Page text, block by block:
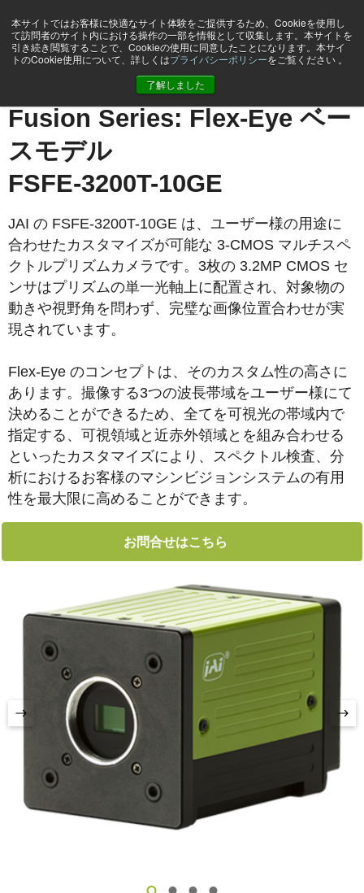
本サイトではお客様に快適なサイト体験をご提供するため、Cookieを使用し
て訪問者のサイト内における操作の一部を情報として収集します。本サイトを
引き続き閲覧することで、Cookieの使用に同意したことになります。本サイ
トのCookie使用について、詳しくはプライバシーポリシーをご覧ください 。
了解しました
Fusion Series: Flex-Eye ベー
スモデル
FSFE-3200T-10GE
JAI の FSFE-3200T-10GE は、ユーザー様の用途に
合わせたカスタマイズが可能な 3-CMOS マルチスペ
クトルプリズムカメラです。3枚の 3.2MP CMOS セ
ンサはプリズムの単一光軸上に配置され、対象物の
動きや視野角を問わず、完璧な画像位置合わせが実
現されています。
Flex-Eye のコンセプトは、そのカスタム性の高さに
あります。撮像する3つの波⾧帯域をユーザー様にて
決めることができるため、全てを可視光の帯域内で
指定する、可視領域と近赤外領域とを組み合わせる
といったカスタマイズにより、スペクトル検査、分
析におけるお客様のマシンビジョンシステムの有用
性を最大限に高めることができます。
お問合せはこちら